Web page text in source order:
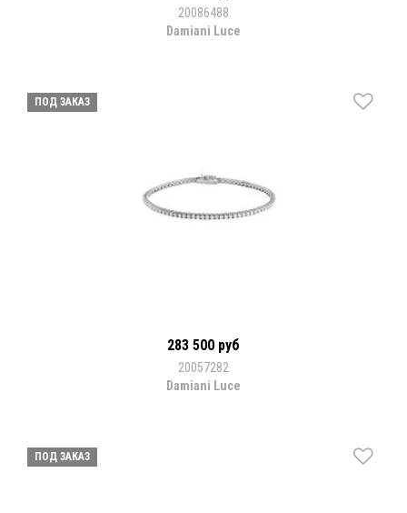
20086488
Damiani Luce
ПОД ЗАКАЗ
283 500 руб
20057282
Damiani Luce
ПОД ЗАКАЗ